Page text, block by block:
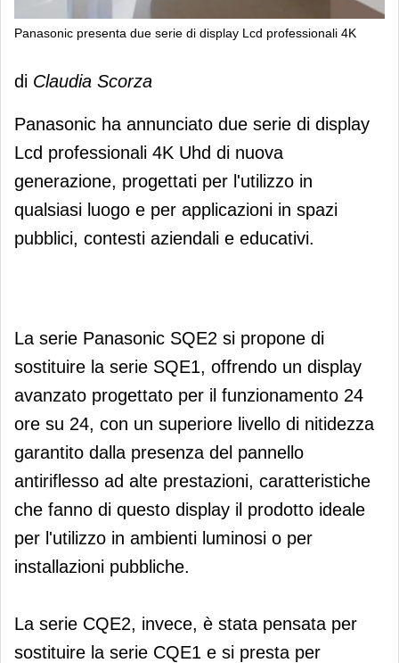
Panasonic presenta due serie di display Lcd professionali 4K
Panasonic presenta due serie di
display Lcd professionali 4K
di Claudia Scorza
Panasonic ha annunciato due serie di display
Lcd professionali 4K Uhd di nuova
generazione, progettati per l'utilizzo in
qualsiasi luogo e per applicazioni in spazi
pubblici, contesti aziendali e educativi.
La serie Panasonic SQE2 si propone di
sostituire la serie SQE1, offrendo un display
avanzato progettato per il funzionamento 24
ore su 24, con un superiore livello di nitidezza
garantito dalla presenza del pannello
antiriflesso ad alte prestazioni, caratteristiche
che fanno di questo display il prodotto ideale
per l'utilizzo in ambienti luminosi o per
installazioni pubbliche.
La serie CQE2, invece, è stata pensata per
sostituire la serie CQE1 e si presta per